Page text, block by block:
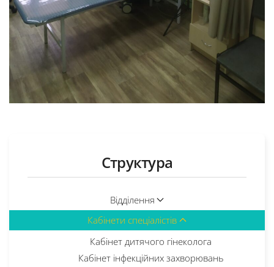
Структура
Відділення
Кабінети спеціалістів
Кабінет дитячого гінеколога
Кабінет інфекційних захворювань